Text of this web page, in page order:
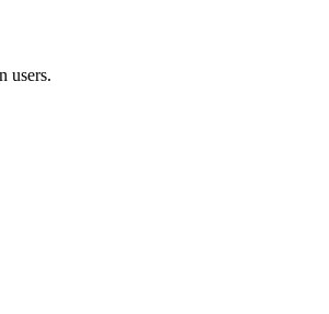
users.